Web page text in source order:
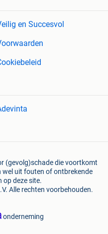
en Succesvol
(gevolg)schade die voortkomt
wel uit fouten of ontbrekende
deze site.
Alle rechten voorbehouden.
onderneming